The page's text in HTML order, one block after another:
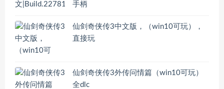
手柄
仙剑奇侠传3中文版，（win10可玩），
直接玩
仙剑奇侠传3外传问情篇（win10可玩）
全dlc